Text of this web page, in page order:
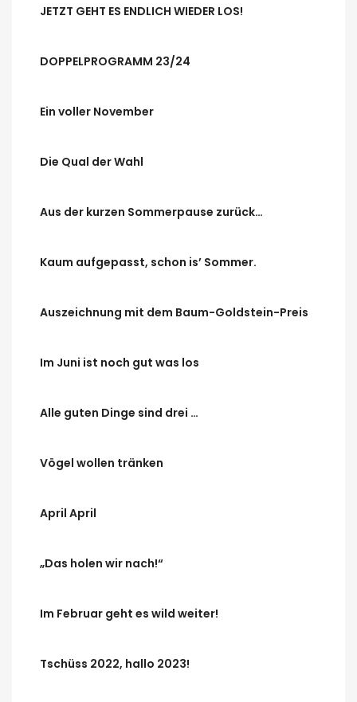
JETZT GEHT ES ENDLICH WIEDER LOS!
DOPPELPROGRAMM 23/24
Ein voller November
Die Qual der Wahl
Aus der kurzen Sommerpause zurück…
Kaum aufgepasst, schon is’ Sommer.
Auszeichnung mit dem Baum-Goldstein-Preis
Im Juni ist noch gut was los
Alle guten Dinge sind drei …
Vögel wollen tränken
April April
„Das holen wir nach!“
Im Februar geht es wild weiter!
Tschüss 2022, hallo 2023!